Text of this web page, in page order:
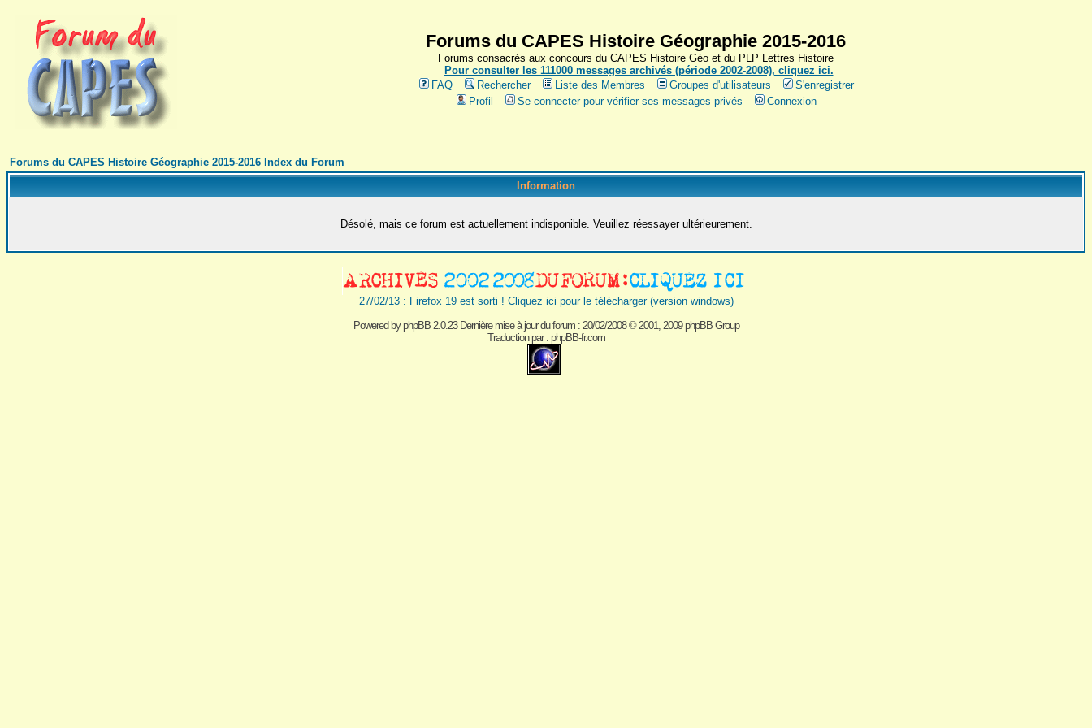
Forums du CAPES Histoire Géographie 2015-2016
Forums consacrés aux concours du CAPES Histoire Géo et du PLP Lettres Histoire
Pour consulter les 111000 messages archivés (période 2002-2008), cliquez ici.
FAQ
Rechercher Liste des Membres Groupes d'utilisateurs
S'enregistrer
Profil
Se connecter pour vérifier ses messages privés Connexion
Forums du CAPES Histoire Géographie 2015-2016 Index du Forum
Information
Désolé, mais ce forum est actuellement indisponible. Veuillez réessayer ultérieurement.
27/02/13 : Firefox 19 est sorti ! Cliquez ici pour le télécharger (version windows)
Powered byphpBB 2.0.23 Dernière mise à jour du forum : 20/02/2008© 2001, 2009 phpBB Group
Traduction par : phpBB-fr.com